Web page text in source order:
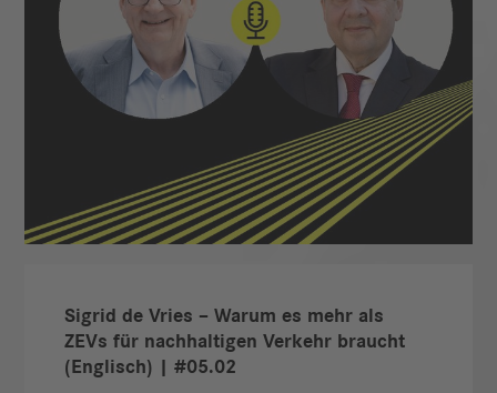
Sigrid de Vries – Warum es mehr als
ZEVs für nachhaltigen Verkehr braucht
(Englisch) | #05.02